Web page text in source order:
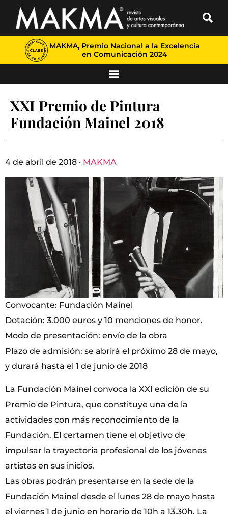
MAKMA, Premio Nacional a la Excelencia
en Comunicación 2024
XXI Premio de Pintura
Fundación Mainel 2018
4 de abril de 2018 · MAKMA
Convocante: Fundación Mainel
Dotación: 3.000 euros y 10 menciones de honor.
Modo de presentación: envío de la obra
Plazo de admisión: se abrirá el próximo 28 de mayo,
y durará hasta el 1 de junio de 2018
La Fundación Mainel convoca la XXI edición de su
Premio de Pintura, que constituye una de la
actividades con más reconocimiento de la
Fundación. El certamen tiene el objetivo de
impulsar la trayectoria profesional de los jóvenes
artistas en sus inicios.
Las obras podrán presentarse en la sede de la
Fundación Mainel desde el lunes 28 de mayo hasta
el viernes 1 de junio en horario de 10h a 13.30h. La